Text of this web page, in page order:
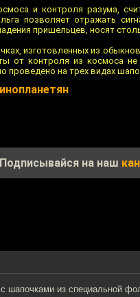
и контроля разума,
позволяет отражать
пришельцев, носят
изготовленных из
от контроля из космоса
проведено на трех видах
Подписывайся на наш
с шапочками из специальной